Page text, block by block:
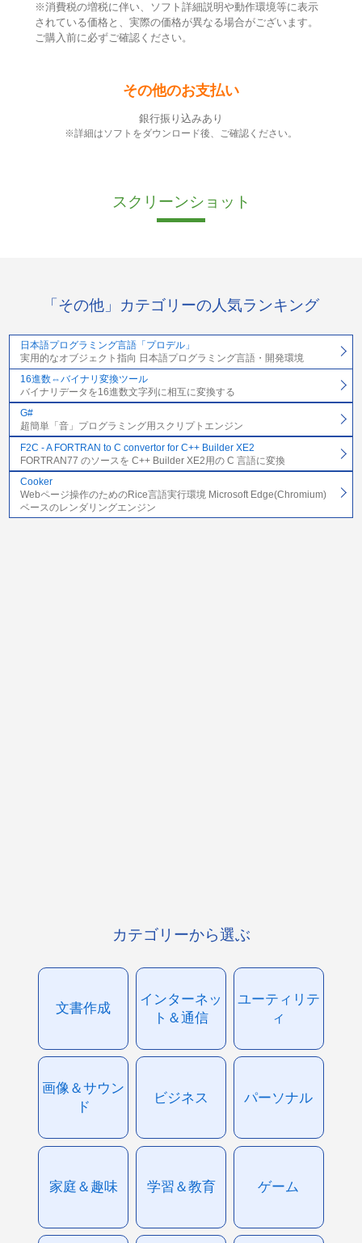
※消費税の増税に伴い、ソフト詳細説明や動作環境等に表示
されている価格と、実際の価格が異なる場合がございます。
ご購入前に必ずご確認ください。
その他のお支払い
銀行振り込みあり
※詳細はソフトをダウンロード後、ご確認ください。
スクリーンショット
「その他」カテゴリーの人気ランキング
日本語プログラミング言語「プロデル」
実用的なオブジェクト指向 日本語プログラミング言語・開発環境
16進数⇔バイナリ変換ツール
バイナリデータを16進数文字列に相互に変換する
G#
超簡単「音」プログラミング用スクリプトエンジン
F2C - A FORTRAN to C convertor for C++ Builder XE2
FORTRAN77 のソースを C++ Builder XE2用の C 言語に変換
Cooker
Webページ操作のためのRice言語実行環境 Microsoft Edge(Chromium)
ベースのレンダリングエンジン
カテゴリーから選ぶ
文書作成
インターネッ
ト＆通信
ユーティリテ
ィ
画像＆サウン
ド
ビジネス パーソナル
家庭＆趣味 学習＆教育 ゲーム